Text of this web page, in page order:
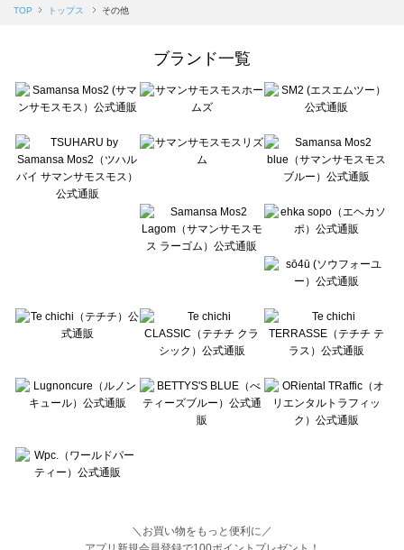
Samansa Mos2 blue（サマンサモスモス ブルー）のトップス一覧
sō4ū（ソウフォーユー）のトップス一覧
Te chichi（テチチ）のトップス一覧
Te chichi CLASSIC（テチチ クラシック）のトップス一覧
Lugnoncure（ルノンキュール）のトップス一覧
BETTY'S BLUE（べティーズブルー）のトップス一覧
Wpc.（ワールドパーティー）のトップス一覧
TOP トップス その他
ブランド一覧
＼お買い物をもっと便利に／